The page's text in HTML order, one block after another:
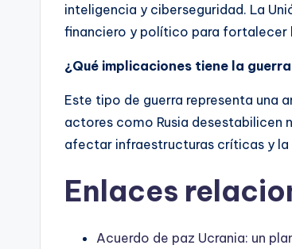
inteligencia y ciberseguridad. La
financiero y político para fortalecer
¿Qué implicaciones tiene la
Este tipo de guerra representa una
actores como Rusia desestabilicen
afectar infraestructuras críticas y
Enlaces
Acuerdo de paz Ucrania: un